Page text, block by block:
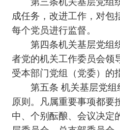
成任务，改进工作，对包
每个党员进行监督。
第四条机关基层党组
者党的机关工作委员会领
受本部门党组（党委）的
第五条 机关基层党组
原则。凡属重要事项都要
中、个别酝酿、会议决定